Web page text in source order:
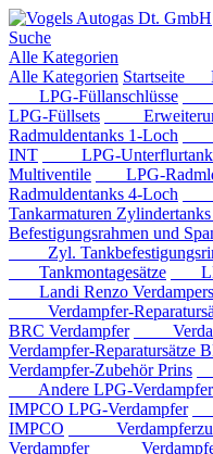
Suche
Alle Kategorien
Alle Kategorien Startseite
LPG-Füllanschlüsse
LPG-Füllsets
Radmuldentanks 1-Loch
INT
LPG-Unterflurtank
Multiventile
LPG-
Radmuldentanks 4-Loch
Tankarmaturen
Befestigungsrahmen und
Zyl.
Tankmontagesätze
Landi Renzo Verdampers
Verdampfer-
BRC Verdampfer
Verdampfer-Reparatursätze
Verdampfer-Zubehör Prins
Andere LPG-Verdampfer
IMPCO LPG-Verdampfer
IMPCO
Verdampfer